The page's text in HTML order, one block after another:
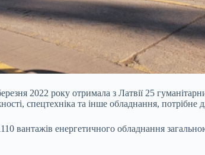
2022 року отримала з Латвії 25
спецтехніка та інше обладнання, потрібне
вантажів енергетичного обладнання